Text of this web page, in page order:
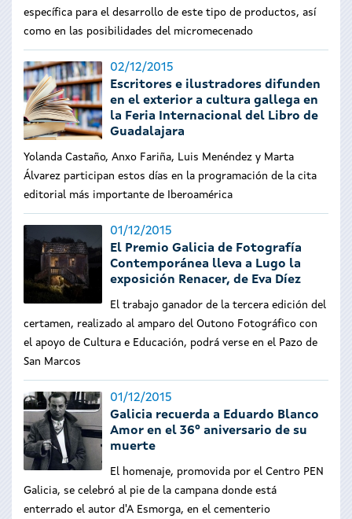
específica para el desarrollo de este tipo de productos, así
como en las posibilidades del micromecenado
02/12/2015
Escritores e ilustradores difunden
en el exterior a cultura gallega en
la Feria Internacional del Libro de
Guadalajara
Yolanda Castaño, Anxo Fariña, Luis Menéndez y Marta
Álvarez participan estos días en la programación de la cita
editorial más importante de Iberoamérica
01/12/2015
El Premio Galicia de Fotografía
Contemporánea lleva a Lugo la
exposición Renacer, de Eva Díez
El trabajo ganador de la tercera edición del
certamen, realizado al amparo del Outono Fotográfico con
el apoyo de Cultura e Educación, podrá verse en el Pazo de
San Marcos
01/12/2015
Galicia recuerda a Eduardo Blanco
Amor en el 36º aniversario de su
muerte
El homenaje, promovida por el Centro PEN
Galicia, se celebró al pie de la campana donde está
enterrado el autor d'A Esmorga, en el cementerio